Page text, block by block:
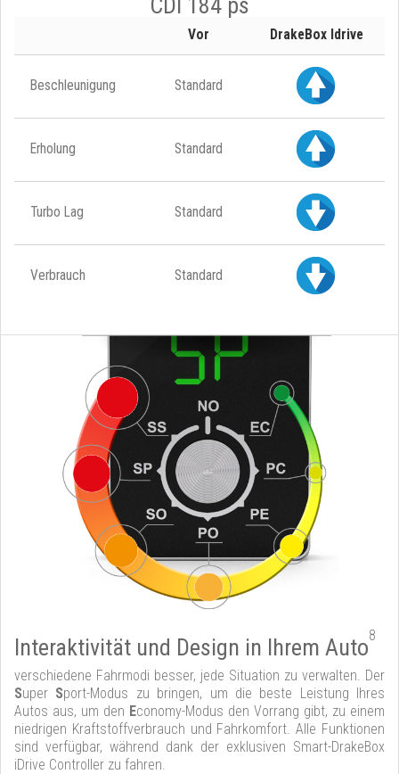
Vor DrakeBox Idrive
Beschleunigung Standard
Erholung Standard
Turbo Lag Standard
Verbrauch Standard
Interaktivität und Design in Ihrem Auto8
verschiedene Fahrmodi besser, jede Situation zu verwalten. Der
Super Sport-Modus zu bringen, um die beste Leistung Ihres
Autos aus, um den Economy-Modus den Vorrang gibt, zu einem
niedrigen Kraftstoffverbrauch und Fahrkomfort. Alle Funktionen
sind verfügbar, während dank der exklusiven Smart-DrakeBox
iDrive Controller zu fahren.